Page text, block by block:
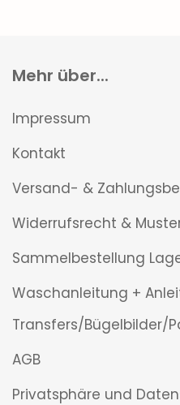
Mehr über...
Impressum
Kontakt
Versand- &
Widerrufsrecht &
Sammelbestellung
Waschanleitung +
Transfers/Bügelbilder/
AGB
Privatsphäre und